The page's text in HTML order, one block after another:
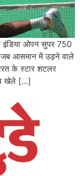
इंडिया ओपन सुपर 750
जब आसमान में उड़ने वाले
के स्टार शटलर
खेले […]